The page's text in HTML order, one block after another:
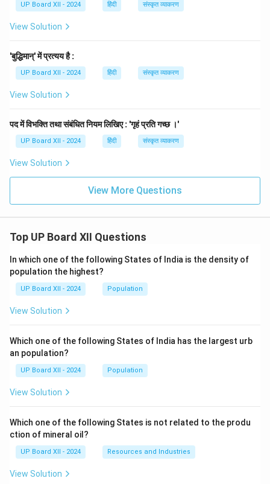
UP Board XII - 2024 हिंदी संस्कृत व्याकरण
View Solution
'बुद्धिमान्' में प्रत्यय है :
UP Board XII - 2024 हिंदी संस्कृत व्याकरण
View Solution
पद में विभक्ति तथा संबंधित नियम लिखिए : 'गृहं प्रति गच्छ ।'
UP Board XII - 2024 हिंदी संस्कृत व्याकरण
View Solution
View More Questions
Top UP Board XII Questions
In which one of the following States of India is the density of
population the highest?
UP Board XII - 2024 Population
View Solution
Which one of the following States of India has the largest urb
an population?
UP Board XII - 2024 Population
View Solution
Which one of the following States is not related to the produ
ction of mineral oil?
UP Board XII - 2024 Resources and Industries
View Solution